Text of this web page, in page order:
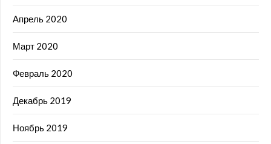
Апрель 2020
Март 2020
Февраль 2020
Декабрь 2019
Ноябрь 2019